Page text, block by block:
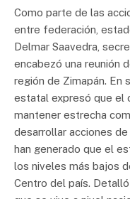
Como parte de las
entre federación,
Delmar Saavedra,
encabezó una reunión
región de Zimapán. En
estatal expresó que el
mantener estrecha
desarrollar acciones
han generado que el
los niveles más bajos
Centro del país.